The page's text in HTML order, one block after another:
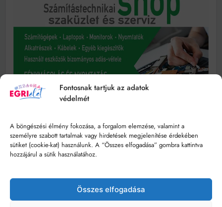
Fontosnak tartjuk az adatok
védelmét
A böngészési élmény fokozása, a forgalom elemzése, valamint a
személyre szabott tartalmak vagy hirdetések megjelenítése érdekében
sütiket (cookie-kat) használunk. A “Összes elfogadása” gombra kattintva
hozzájárul a sütik használatához.
Összes elfogadása